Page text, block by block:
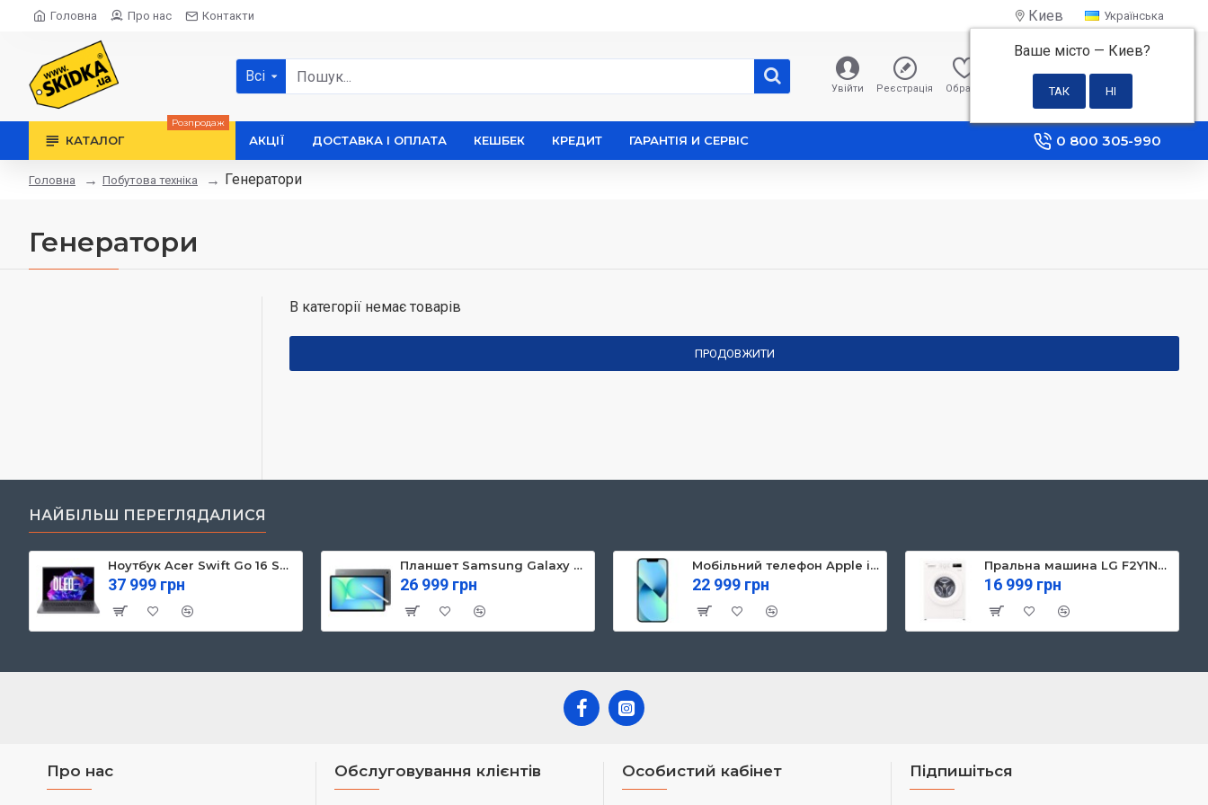
Головна Про нас Контакти Киев
Ваше місто — Киев?
Українська
Всі
Увійти Реєстрація Обране Порівняння
0 грн
КАТАЛОГ
Розпродаж
АКЦІЇ ДОСТАВКА І ОПЛАТА КЕШБЕК КРЕДИТ ГАРАНТІЯ И СЕРВІС 0 800 305-990
Головна Побутова техніка Генератори
Генератори
В категорії немає товарів
ПРОДОВЖИТИ
НАЙБІЛЬШ ПЕРЕГЛЯДАЛИСЯ
Ноутбук Acer Swift Go 16 SFG16-71 (NX.KVZEU.003)
37 999 грн
Планшет Samsung Galaxy Tab S10 FE 5G 8/128GB Gray (SM-X526BZAREUC)
26 999 грн
Мобільний телефон Apple iPhone 13 128GB Starlight (MLPG3)
22 999 грн
Пральна машина LG F2Y1NS3W
16 999 грн
Про нас Обслуговування клієнтів Особистий кабінет Підпишіться